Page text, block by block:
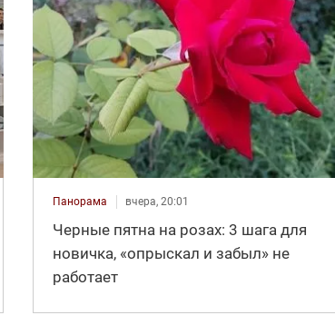
Панорама вчера, 20:01
Черные пятна на розах: 3 шага для
новичка, «опрыскал и забыл» не
работает